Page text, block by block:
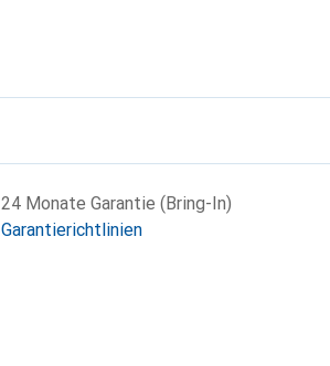
24 Monate Garantie (Bring-In)
Garantierichtlinien